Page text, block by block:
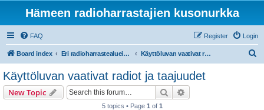
Hämeen radioharrastajien kusonurkka
FAQ Login
Register
Board index Eri radioharrastealueiden mukaiset osastot Käyttöluvan vaativat radiot ja taajuudet
Käyttöluvan vaativat radiot ja taajuudet
New Topic Search
5 topics • Page 1 of 1